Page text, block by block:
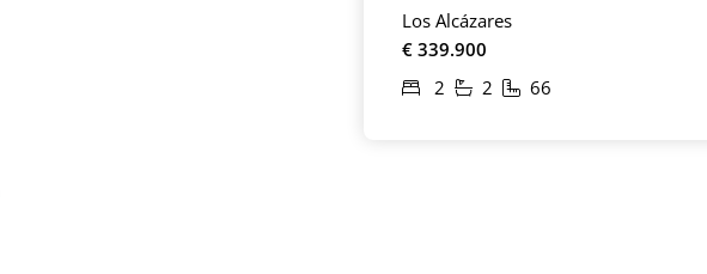
Los Alcázares
€ 339.900
2
2 66